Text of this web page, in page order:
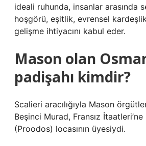
ideali ruhunda, insanlar arasında
hoşgörü, eşitlik, evrensel
gelişme ihtiyacını kabul eder.
Mason olan
padişahı kimdir?
Scalieri aracılığıyla Mason
Beşinci Murad, Fransız
(Proodos) locasının üyesiydi.